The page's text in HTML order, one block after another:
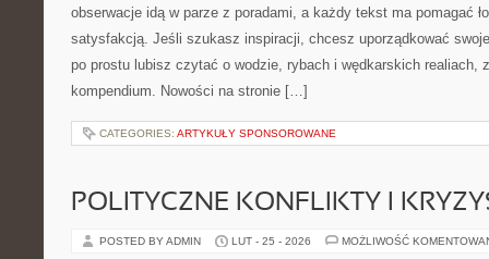
obserwacje idą w parze z poradami, a każdy tekst ma pomagać
satysfakcją. Jeśli szukasz inspiracji, chcesz uporządkować
po prostu lubisz czytać o wodzie, rybach i wędkarskich realiach,
kompendium. Nowości na stronie […]
CATEGORIES: ARTYKUŁY SPONSOROWANE
POLITYCZNE KONFLIKTY I
POSTED BY ADMIN LUT - 25 - 2026 MOŻLIWOŚĆ